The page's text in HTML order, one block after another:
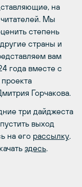
на
Мы
степень
страны и
вам
года вместе с
Горчакова.
три дайджеста
выход
на его рассылку.
здесь.